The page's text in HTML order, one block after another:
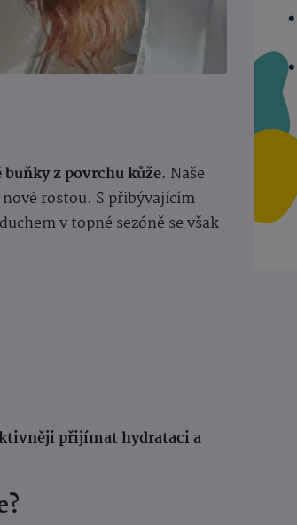
z povrchu kůže. Naše
rostou. S přibývajícím
v topné sezóně se však
přijímat hydrataci a